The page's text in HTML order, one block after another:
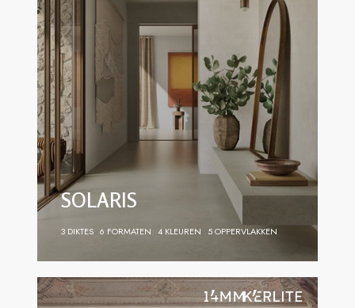
SOLARIS
3 DIKTES 6 FORMATEN 4 KLEUREN 5 OPPERVLAKKEN